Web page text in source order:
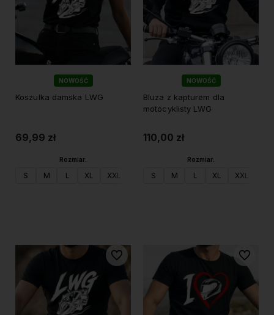
NOWOŚĆ
Koszulka damska LWG
69,99 zł
Rozmiar:
S M L XL XXL
NOWOŚĆ
Bluza z kapturem dla
motocyklisty LWG
110,00 zł
Rozmiar:
S M L XL XXL
Do ulubionych Do